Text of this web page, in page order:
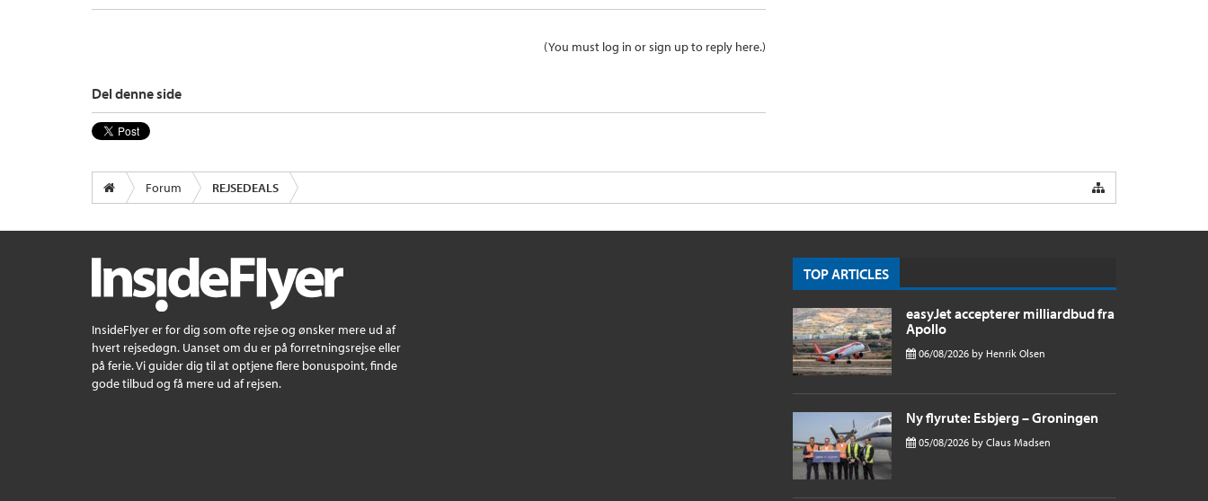
(You must log in or sign up to reply here.)
Del denne side
Forum REJSEDEALS
InsideFlyer er for dig som ofte rejse og ønsker mere ud af
hvert rejsedøgn. Uanset om du er på forretningsrejse eller
på ferie. Vi guider dig til at optjene flere bonuspoint, finde
gode tilbud og få mere ud af rejsen.
TOP ARTICLES
easyJet accepterer milliardbud fra
Apollo
06/08/2026 by Henrik Olsen
Ny flyrute: Esbjerg – Groningen
05/08/2026 by Claus Madsen